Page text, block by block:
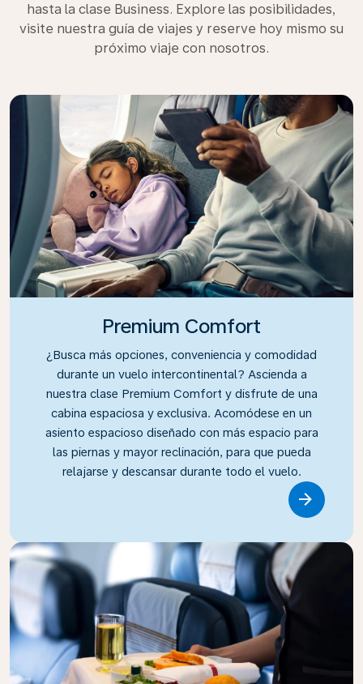
hasta la clase Business. Explore las posibilidades,
visite nuestra guía de viajes y reserve hoy mismo su
próximo viaje con nosotros.
Premium Comfort
¿Busca más opciones, conveniencia y comodidad
durante un vuelo intercontinental? Ascienda a
nuestra clase Premium Comfort y disfrute de una
cabina espaciosa y exclusiva. Acomódese en un
asiento espacioso diseñado con más espacio para
las piernas y mayor reclinación, para que pueda
relajarse y descansar durante todo el vuelo.